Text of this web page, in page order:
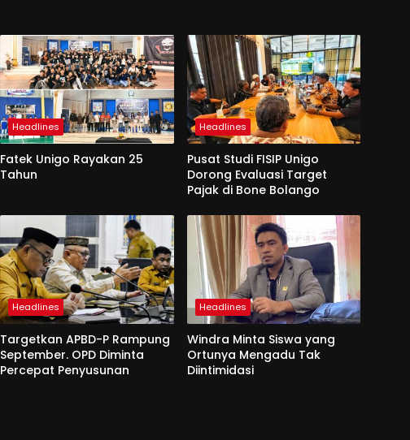
Headlines
Fatek Unigo Rayakan 25
Tahun
Headlines
Pusat Studi FISIP Unigo
Dorong Evaluasi Target
Pajak di Bone Bolango
Headlines
Targetkan APBD-P Rampung
September. OPD Diminta
Percepat Penyusunan
Headlines
Windra Minta Siswa yang
Ortunya Mengadu Tak
Diintimidasi